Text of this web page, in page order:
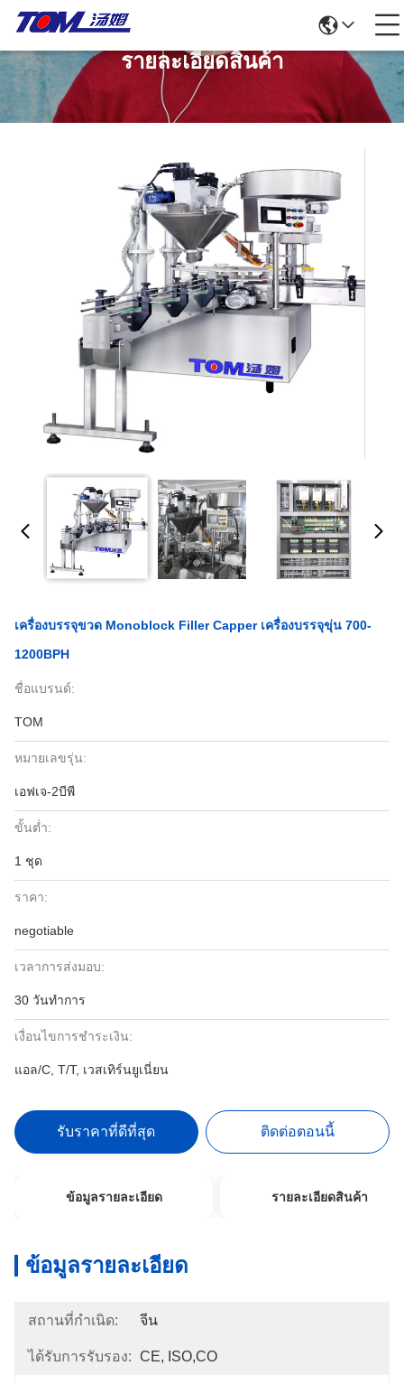
รายละเอียดสินค้า
เครื่องบรรจุขวด Monoblock Filler Capper เครื่องบรรจุขุ่น 700-
1200BPH
ชื่อแบรนด์:
TOM
หมายเลขรุ่น:
เอฟเจ-2บีพี
ขั้นต่ำ:
1 ชุด
ราคา:
negotiable
เวลาการส่งมอบ:
30 วันทำการ
เงื่อนไขการชำระเงิน:
แอล/C, T/T, เวสเทิร์นยูเนี่ยน
รับราคาที่ดีที่สุด ติดต่อตอนนี้
ข้อมูลรายละเอียด รายละเอียดสินค้า
ข้อมูลรายละเอียด
สถานที่กำเนิด: จีน
ได้รับการรับรอง: CE, ISO,CO